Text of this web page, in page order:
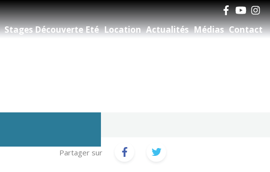
Stages Découverte Eté Location Actualités Médias Contact
Partager sur